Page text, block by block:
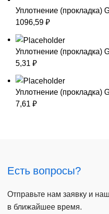
Уплотнение (прокладка)
1096,59 ₽
Уплотнение (прокладка)
5,31 ₽
Уплотнение (прокладка)
7,61 ₽
Есть вопросы?
Отправьте нам заявку и
в ближайшее время.